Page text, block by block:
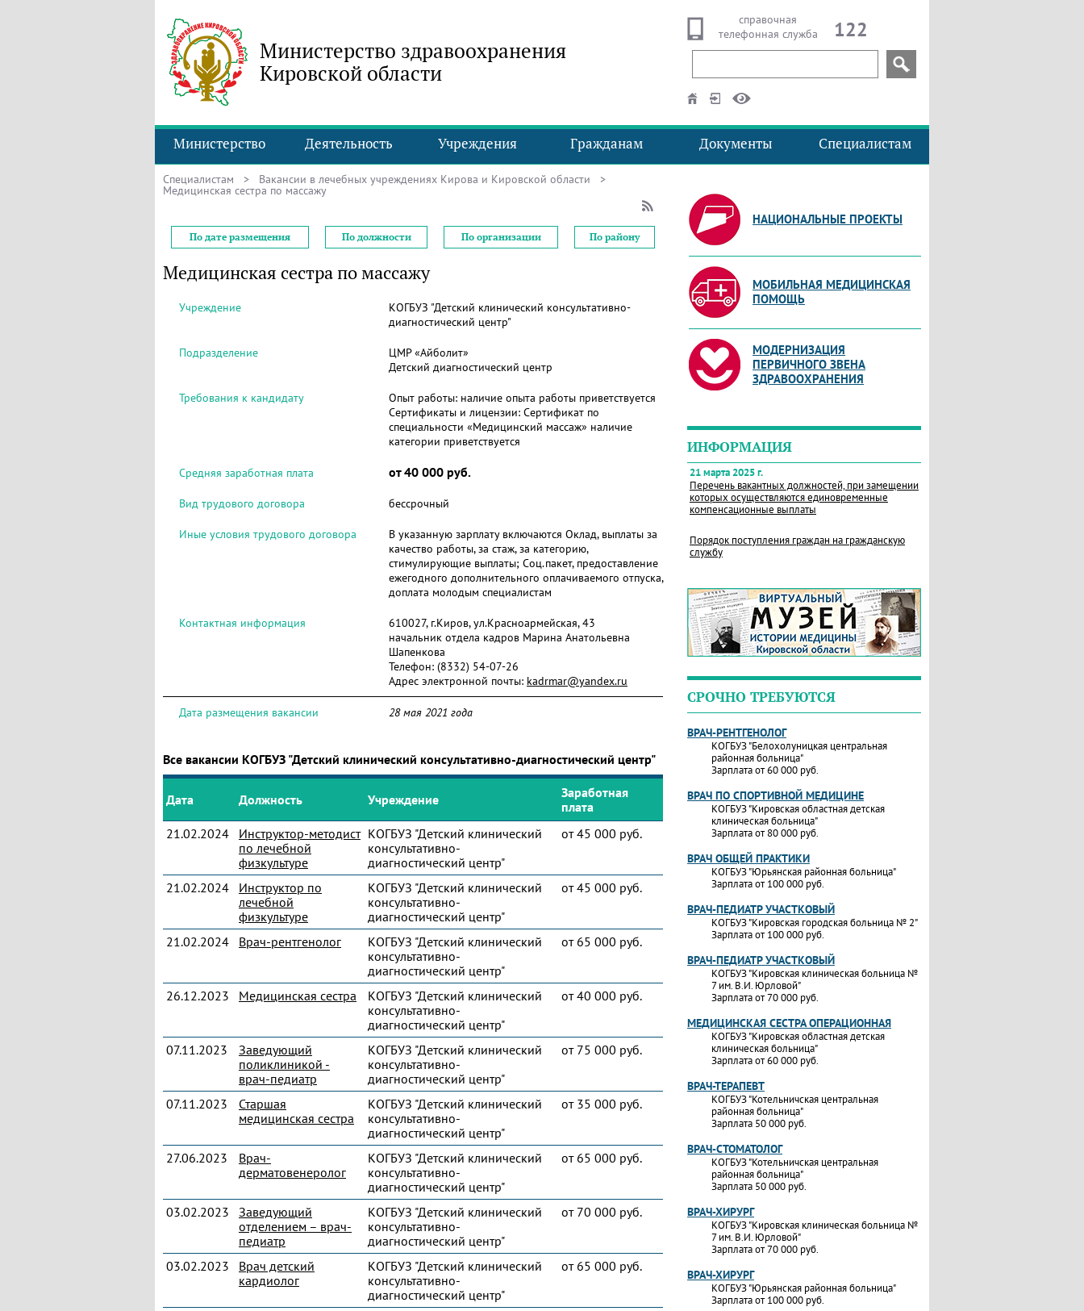
Министерство здравоохранения
Кировской области
справочная
телефонная служба
122
Министерство Деятельность Учреждения Гражданам Документы Специалистам
Специалистам > Вакансии в лечебных учреждениях Кирова и Кировской области >
Медицинская сестра по массажу
По дате размещения По должности По организации По району
Медицинская сестра по массажу
Учреждение
КОГБУЗ "Детский клинический консультативно-
диагностический центр"
Подразделение
ЦМР «Айболит»
Детский диагностический центр
Требования к кандидату Опыт работы: наличие опыта работы приветствуется
Сертификаты и лицензии: Сертификат по
специальности «Медицинский массаж» наличие
категории приветствуется
Средняя заработная плата от 40 000 руб.
Вид трудового договора бессрочный
Иные условия трудового договора
В указанную зарплату включаются Оклад, выплаты за
качество работы, за стаж, за категорию,
стимулирующие выплаты; Соц.пакет, предоставление
ежегодного дополнительного оплачиваемого отпуска,
доплата молодым специалистам
Контактная информация
610027, г.Киров, ул.Красноармейская, 43
начальник отдела кадров Марина Анатольевна
Шапенкова
Телефон: (8332) 54-07-26
Адрес электронной почты: kadrmar@yandex.ru
Дата размещения вакансии 28 мая 2021 года
Все вакансии КОГБУЗ "Детский клинический консультативно-диагностический центр"
Дата Должность Учреждение
Заработная
плата
21.02.2024
Инструктор-методист
по лечебной
физкультуре
КОГБУЗ "Детский клинический
консультативно-
диагностический центр"
от 45 000 руб.
21.02.2024
Инструктор по
лечебной
физкультуре
КОГБУЗ "Детский клинический
консультативно-
диагностический центр"
от 45 000 руб.
21.02.2024 Врач-рентгенолог
КОГБУЗ "Детский клинический
консультативно-
диагностический центр"
от 65 000 руб.
26.12.2023 Медицинская сестра
КОГБУЗ "Детский клинический
консультативно-
диагностический центр"
от 40 000 руб.
07.11.2023
Заведующий
поликлиникой -
врач-педиатр
КОГБУЗ "Детский клинический
консультативно-
диагностический центр"
от 75 000 руб.
07.11.2023
Старшая
медицинская сестра
КОГБУЗ "Детский клинический
консультативно-
диагностический центр"
от 35 000 руб.
27.06.2023
Врач-
дерматовенеролог
КОГБУЗ "Детский клинический
консультативно-
диагностический центр"
от 65 000 руб.
03.02.2023
Заведующий
отделением – врач-
педиатр
КОГБУЗ "Детский клинический
консультативно-
диагностический центр"
от 70 000 руб.
03.02.2023
Врач детский
кардиолог
КОГБУЗ "Детский клинический
консультативно-
диагностический центр"
от 65 000 руб.
НАЦИОНАЛЬНЫЕ ПРОЕКТЫ
МОБИЛЬНАЯ МЕДИЦИНСКАЯ
ПОМОЩЬ
МОДЕРНИЗАЦИЯ
ПЕРВИЧНОГО ЗВЕНА
ЗДРАВООХРАНЕНИЯ
ИНФОРМАЦИЯ
21 марта 2025 г.
Перечень вакантных должностей, при замещении
которых осуществляются единовременные
компенсационные выплаты
Порядок поступления граждан на гражданскую
службу
СРОЧНО ТРЕБУЮТСЯ
ВРАЧ-РЕНТГЕНОЛОГ
КОГБУЗ "Белохолуницкая центральная
районная больница"
Зарплата от 60 000 руб.
ВРАЧ ПО СПОРТИВНОЙ МЕДИЦИНЕ
КОГБУЗ "Кировская областная детская
клиническая больница"
Зарплата от 80 000 руб.
ВРАЧ ОБЩЕЙ ПРАКТИКИ
КОГБУЗ "Юрьянская районная больница"
Зарплата от 100 000 руб.
ВРАЧ-ПЕДИАТР УЧАСТКОВЫЙ
КОГБУЗ "Кировская городская больница № 2"
Зарплата от 100 000 руб.
ВРАЧ-ПЕДИАТР УЧАСТКОВЫЙ
КОГБУЗ "Кировская клиническая больница №
7 им. В.И. Юрловой"
Зарплата от 70 000 руб.
МЕДИЦИНСКАЯ СЕСТРА ОПЕРАЦИОННАЯ
КОГБУЗ "Кировская областная детская
клиническая больница"
Зарплата от 60 000 руб.
ВРАЧ-ТЕРАПЕВТ
КОГБУЗ "Котельничская центральная
районная больница"
Зарплата 50 000 руб.
ВРАЧ-СТОМАТОЛОГ
КОГБУЗ "Котельничская центральная
районная больница"
Зарплата 50 000 руб.
ВРАЧ-ХИРУРГ
КОГБУЗ "Кировская клиническая больница №
7 им. В.И. Юрловой"
Зарплата от 70 000 руб.
ВРАЧ-ХИРУРГ
КОГБУЗ "Юрьянская районная больница"
Зарплата от 100 000 руб.